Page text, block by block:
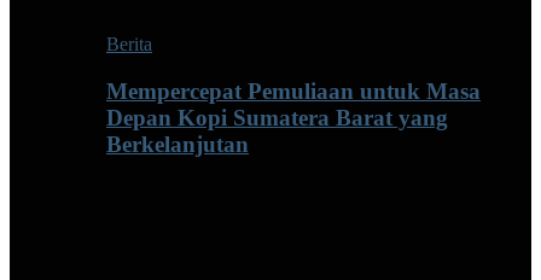
Berita
Mempercepat Pemuliaan untuk Masa
Depan Kopi Sumatera Barat yang
Berkelanjutan